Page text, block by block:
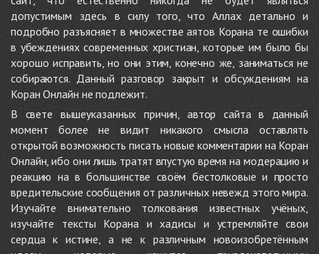
допустимым здесь в силу того, что Аллах детально и
подробно разъясняет в множестве аятов Корана те ошибки
в убеждениях современных христиан, которые им было бы
хорошо исправить, но они этим, конечно же, заниматься не
собираются. Данный разговор закрыт и обсуждениям на
Коран Онлайн не подлежит.
В свете вышеуказанных причин, автор сайта в данный
момент более не видит никакого смысла оставлять
открытой возможность писать новые комментарии на Коран
Онлайн, ибо они лишь тратят впустую время на модерацию и
реакцию на в большинстве своём бестолковые и просто
вредительские сообщения от различных невежд этого мира.
Изучайте внимательно толкования известных учёных,
изучайте тексты Корана и хадисы и устремляйте свои
сердца к истине, а не к различным новоизобретённым